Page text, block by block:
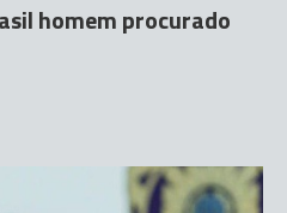
homem procurado